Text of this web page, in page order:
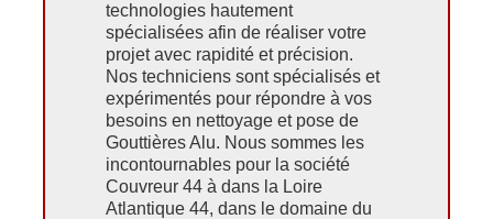
technologies hautement
spécialisées afin de réaliser votre
projet avec rapidité et précision.
Nos techniciens sont spécialisés et
expérimentés pour répondre à vos
besoins en nettoyage et pose de
Gouttières Alu. Nous sommes les
incontournables pour la société
Couvreur 44 à dans la Loire
Atlantique 44, dans le domaine du